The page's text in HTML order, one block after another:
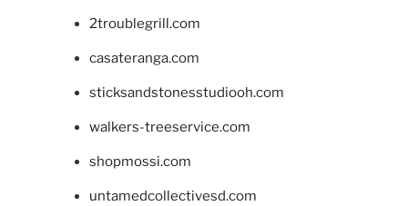
2troublegrill.com
casateranga.com
sticksandstonesstudiooh.com
walkers-treeservice.com
shopmossi.com
untamedcollectivesd.com